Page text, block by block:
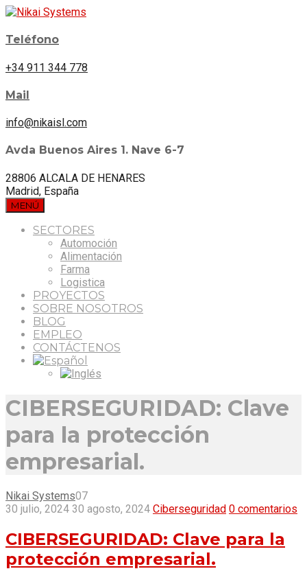
Teléfono
+34 911 344 778
Mail
info@nikaisl.com
Avda Buenos Aires 1. Nave 6-7
28806 ALCALA DE HENARES
Madrid, España
MENÚ
SECTORES
Automoción
Alimentación
Farma
Logistica
PROYECTOS
SOBRE NOSOTROS
BLOG
EMPLEO
CONTÁCTENOS
CIBERSEGURIDAD: Clave
para la protección
empresarial.
Nikai Systems07
30 julio, 2024 30 agosto, 2024 Ciberseguridad 0 comentarios
CIBERSEGURIDAD: Clave para la
protección empresarial.